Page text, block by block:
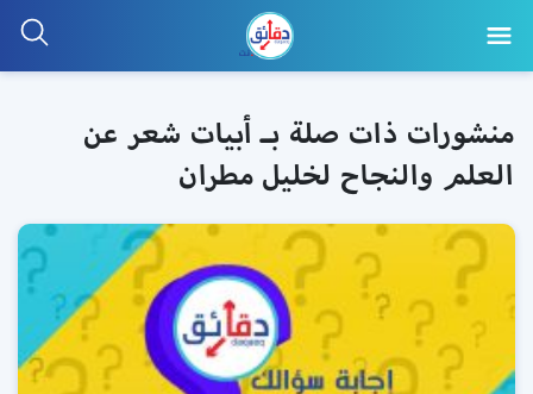
منشورات ذات صلة بـ أبيات شعر عن
العلم والنجاح لخليل مطران